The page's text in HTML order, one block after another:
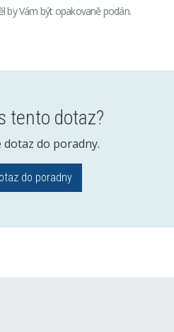
by Vám být opakovaně podán.
tento dotaz?
do poradny.
do poradny